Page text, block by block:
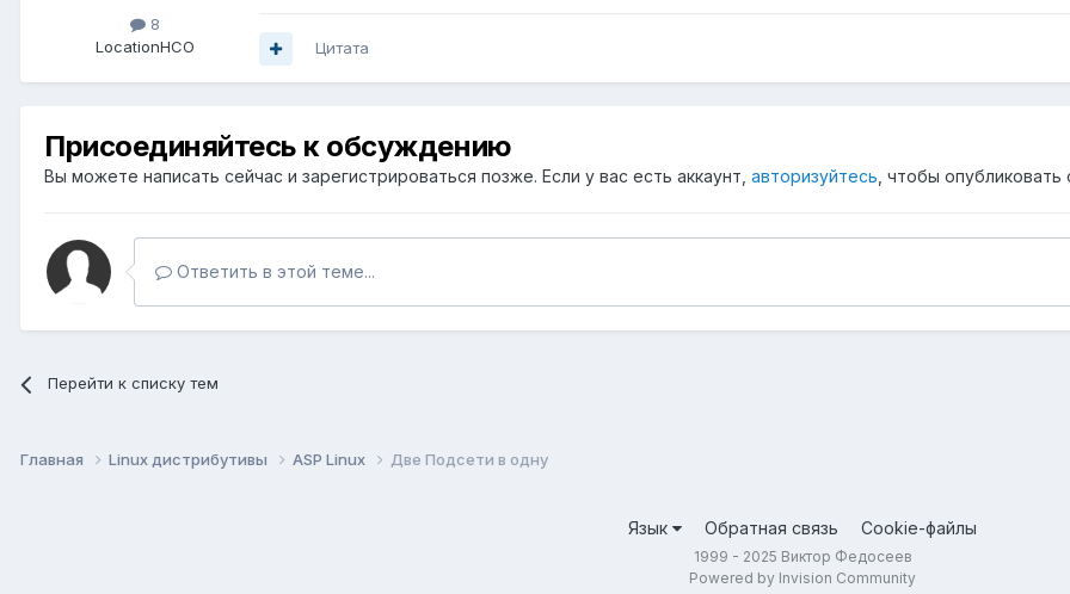
8
LocationНСО Цитата
Присоединяйтесь к обсуждению
Вы можете написать сейчас и зарегистрироваться позже. Если у вас есть аккаунт, авторизуйтесь , чтобы
Ответить в этой теме...
Перейти к списку тем
Главная Linux дистрибутивы ASP Linux Две Подсети в одну
Язык Обратная связь Cookie-файлы
1999 - 2025 Виктор Федосеев
Powered by Invision Community